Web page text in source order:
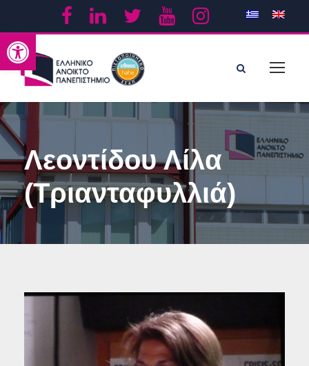
Ανοίξτε τη γραμμή εργαλείων
Λεοντίδου Λίλα
(Τριανταφυλλιά)